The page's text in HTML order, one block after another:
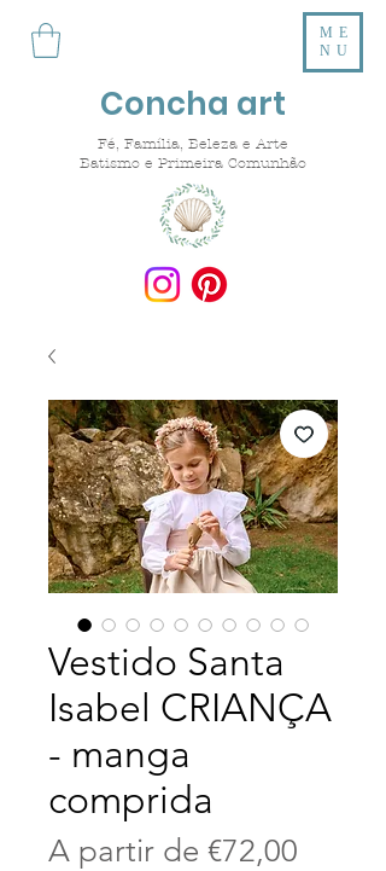
Concha art
ME
NU
Fé, Família, Beleza e Arte
Batismo e Primeira Comunhão
Vestido Santa
Isabel CRIANÇA
- manga
comprida
A partir de €72,00